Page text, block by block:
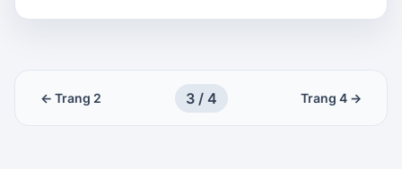
← Trang 2 3/ 4 Trang 4 →